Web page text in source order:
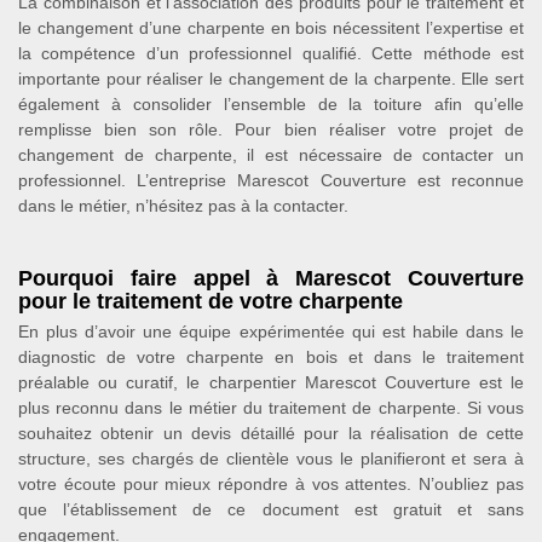
le changement d’une charpente en bois nécessitent l’expertise et
la compétence d’un professionnel qualifié. Cette méthode est
importante pour réaliser le changement de la charpente. Elle sert
également à consolider l’ensemble de la toiture afin qu’elle
remplisse bien son rôle. Pour bien réaliser votre projet de
changement de charpente, il est nécessaire de contacter un
professionnel. L’entreprise Marescot Couverture est reconnue
dans le métier, n’hésitez pas à la contacter.
Pourquoi faire appel à Marescot Couverture
pour le traitement de votre charpente
En plus d’avoir une équipe expérimentée qui est habile dans le
diagnostic de votre charpente en bois et dans le traitement
préalable ou curatif, le charpentier Marescot Couverture est le
plus reconnu dans le métier du traitement de charpente. Si vous
souhaitez obtenir un devis détaillé pour la réalisation de cette
structure, ses chargés de clientèle vous le planifieront et sera à
votre écoute pour mieux répondre à vos attentes. N’oubliez pas
que l’établissement de ce document est gratuit et sans
engagement.